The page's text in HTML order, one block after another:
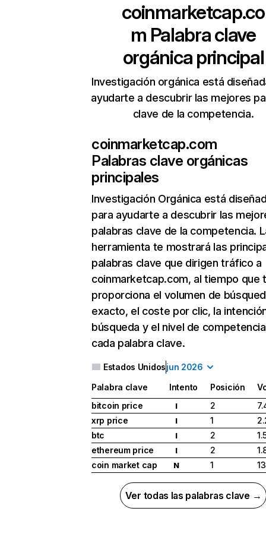
coinmarketcap.co
m Palabra clave
orgánica principal
Investigación orgánica está
ayudarte a descubrir las mejores
clave de la competencia.
coinmarketcap.com
Palabras clave orgánicas
principales
Investigación Orgánica está
para ayudarte a descubrir las
palabras clave de la competencia.
herramienta te mostrará las
palabras clave que dirigen tráfico a
coinmarketcap.com, al tiempo que
proporciona el volumen de
exacto, el coste por clic, la
búsqueda y el nivel de
cada palabra clave.
Estados Unidosjun 2026
Palabra clave Intento Posición
bitcoin price
I 2
xrp price
I 1
btc
I 2
ethereum price
I 2
coin market cap
N 1
Ver todas las palabras clave →